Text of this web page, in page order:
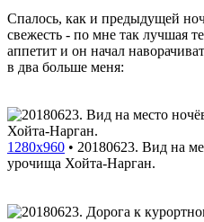
Спалось, как и предыдущей
свежесть - по мне так лучшая
аппетит и он начал
в два больше меня:
1280x960 • 20180623. Вид на
урочища Хойта-Нарган.